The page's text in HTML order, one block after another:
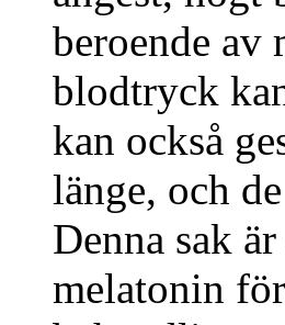
beroende av
blodtryck
kan också
länge, och
Denna sak
melatonin